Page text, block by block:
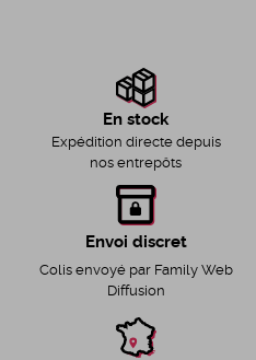
En stock
Expédition directe depuis
nos entrepôts
Envoi discret
Colis envoyé par Family Web
Diffusion